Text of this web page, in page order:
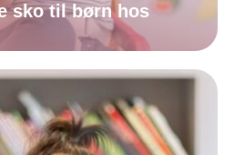
sko til børn hos